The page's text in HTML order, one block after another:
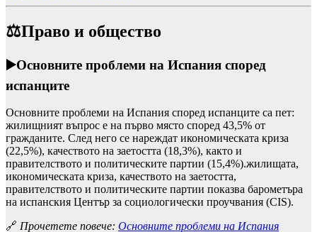
⚖️Право и общество
▶️Основните проблеми на Испания според
испанците
Основните проблеми на Испания според испанците са пет:
жилищният въпрос е на първо място според 43,5% от
гражданите. След него се нареждат икономическата криза
(22,5%), качеството на заетостта (18,3%), както и
правителството и политическите партии (15,4%).жилищата,
икономическата криза, качеството на заетостта,
правителството и политическите партии показва барометъра
на испанския Център за социологически проучвания (CIS).
🔗 Прочетете повече: Основните проблеми на Испания